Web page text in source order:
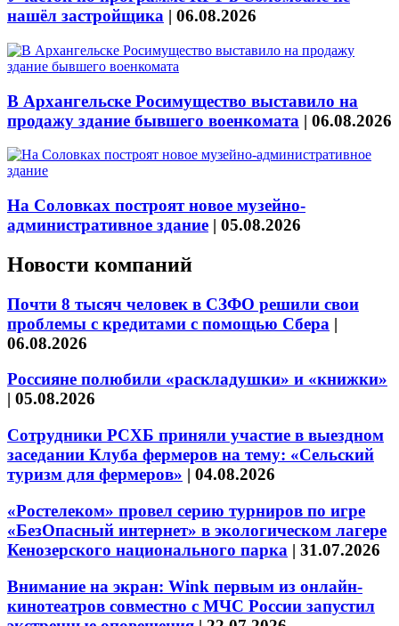
нашёл застройщика | 06.08.2026
В Архангельске Росимущество выставило на
продажу здание бывшего военкомата | 06.08.2026
На Соловках построят новое музейно-
административное здание | 05.08.2026
Новости компаний
Почти 8 тысяч человек в СЗФО решили свои
проблемы с кредитами с помощью Сбера |
06.08.2026
Россияне полюбили «раскладушки» и «книжки»
| 05.08.2026
Сотрудники РСХБ приняли участие в выездном
заседании Клуба фермеров на тему: «Сельский
туризм для фермеров» | 04.08.2026
«Ростелеком» провел серию турниров по игре
«БезОпасный интернет» в экологическом лагере
Кенозерского национального парка | 31.07.2026
Внимание на экран: Wink первым из онлайн-
кинотеатров совместно с МЧС России запустил